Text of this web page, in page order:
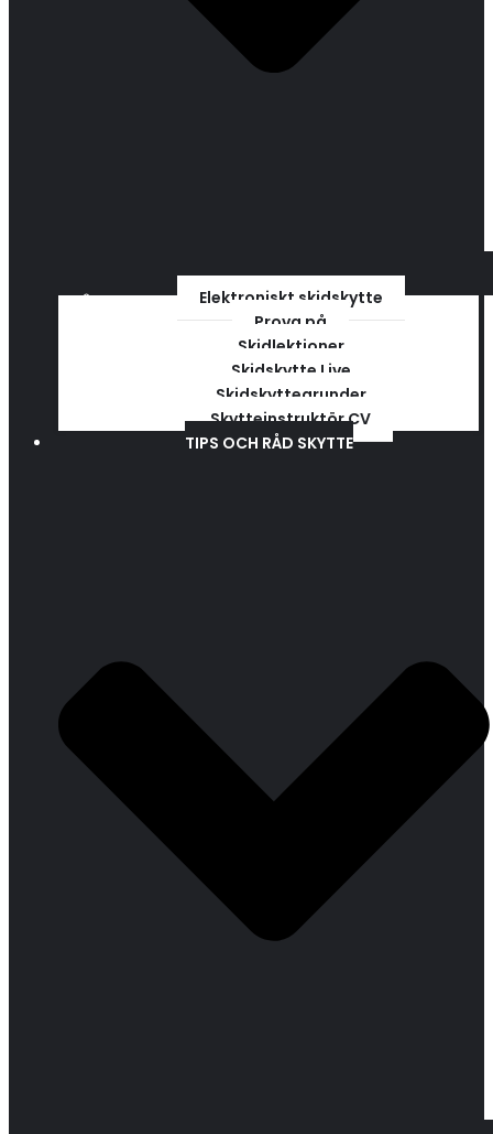
Elektroniskt skidskytte
Prova på
Skidlektioner
Skidskytte Live
Skidskyttegrunder
Skytteinstruktör CV
TIPS OCH RÅD SKYTTE